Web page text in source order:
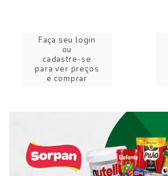
Faça seu login
ou
cadastre-se
para ver preços
e comprar